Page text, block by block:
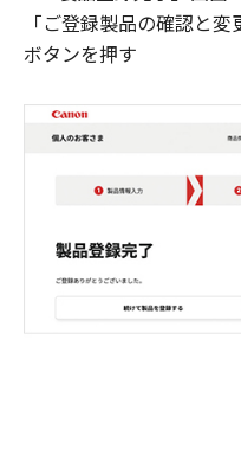
「ご登録製品の確認と変
ボタンを押す